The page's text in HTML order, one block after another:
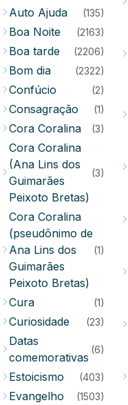
Auto Ajuda (135)
Boa Noite (2163)
Boa tarde (2206)
Bom dia (2322)
Confúcio (2)
Consagração (1)
Cora Coralina (3)
Cora Coralina
(Ana Lins dos
Guimarães
Peixoto Bretas)
(3)
Cora Coralina
(pseudônimo de
Ana Lins dos
Guimarães
Peixoto Bretas)
(1)
Cura (1)
Curiosidade (23)
Datas
comemorativas
(6)
Estoicismo (403)
Evangelho (1503)